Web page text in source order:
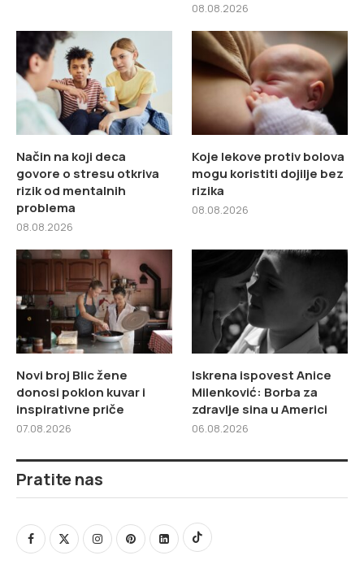
08.08.2026
Način na koji deca
govore o stresu otkriva
rizik od mentalnih
problema
08.08.2026
Koje lekove protiv bolova
mogu koristiti dojilje bez
rizika
08.08.2026
Novi broj Blic žene
donosi poklon kuvar i
inspirativne priče
07.08.2026
Iskrena ispovest Anice
Milenković: Borba za
zdravlje sina u Americi
06.08.2026
Pratite nas